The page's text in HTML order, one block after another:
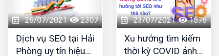
đi khám phá qua bài
viết này nhé!
26/07/2021 2307
Dịch vụ SEO tại Hải
Phòng uy tín hiệu
23/07/2021 1576
Xu hướng tìm kiếm
thời kỳ COVID ảnh